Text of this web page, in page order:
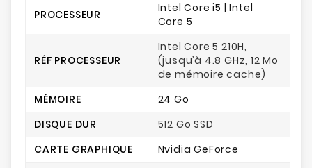
PROCESSEUR
Intel Core i5 | Intel
Core 5
RÉF PROCESSEUR
Intel Core 5 210H,
(jusqu’à 4.8 GHz, 12 Mo
de mémoire cache)
MÉMOIRE
24 Go
DISQUE DUR
512 Go SSD
CARTE GRAPHIQUE
Nvidia GeForce